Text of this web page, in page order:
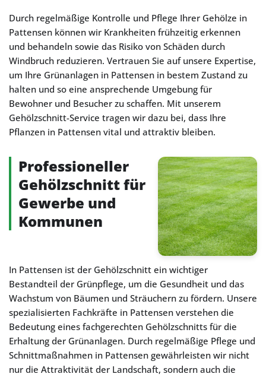
Durch regelmäßige Kontrolle und Pflege Ihrer Gehölze in
Pattensen können wir Krankheiten frühzeitig erkennen
und behandeln sowie das Risiko von Schäden durch
Windbruch reduzieren. Vertrauen Sie auf unsere Expertise,
um Ihre Grünanlagen in Pattensen in bestem Zustand zu
halten und so eine ansprechende Umgebung für
Bewohner und Besucher zu schaffen. Mit unserem
Gehölzschnitt-Service tragen wir dazu bei, dass Ihre
Pflanzen in Pattensen vital und attraktiv bleiben.
Professioneller
Gehölzschnitt für
Gewerbe und
Kommunen
In Pattensen ist der Gehölzschnitt ein wichtiger
Bestandteil der Grünpflege, um die Gesundheit und das
Wachstum von Bäumen und Sträuchern zu fördern. Unsere
spezialisierten Fachkräfte in Pattensen verstehen die
Bedeutung eines fachgerechten Gehölzschnitts für die
Erhaltung der Grünanlagen. Durch regelmäßige Pflege und
Schnittmaßnahmen in Pattensen gewährleisten wir nicht
nur die Attraktivität der Landschaft, sondern auch die